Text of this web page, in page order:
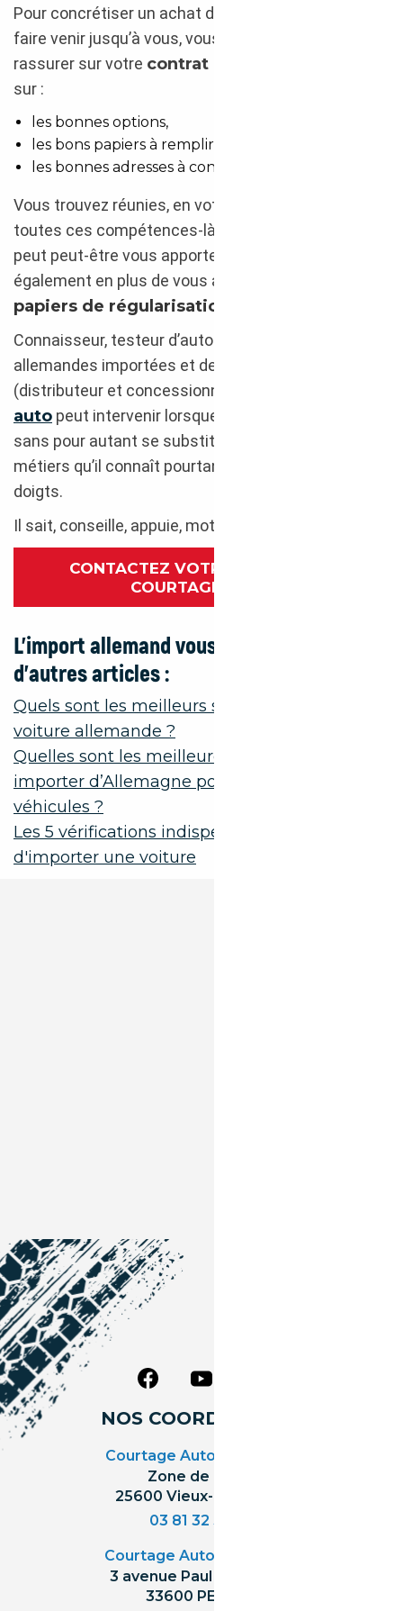
Pour concrétiser un achat de cette envergure et le
faire venir jusqu’à vous, vous aurez besoin de vous
rassurer sur votre contrat d’accompagnement
sur :
les bonnes options,
les bons papiers à remplir,
les bonnes adresses à connaître…
Vous trouvez réunies, en votre
toutes ces compétences-là ! Confort et réconfort, il
peut peut-être vous apporter un peu de tout cela
également en plus de vous aider à obtenir
papiers de régularisation
Connaisseur, testeur d’autos de marques
allemandes importées et de sites professionnels
(distributeur et concessionnaire), un
auto peut intervenir lorsque vous en avez besoin ;
sans pour autant se substituer à aucun des
métiers qu’il connaît pourtant jusqu’au bout des
doigts.
Il sait, conseille, appuie, motive, initie.
CONTACTEZ VOTRE CONSEILLER
COURTAGE AUTO
L’import allemand vous intéresse, voici
d’autres articles :
Quels sont les meilleurs sites pour trouver une
voiture allemande ?
Quelles sont les meilleures marques à
importer d’Allemagne pour chaque type de
véhicules ?
Les 5 vérifications indispensables avant
d'importer une voiture
NOS COORDONNÉES
Courtage Auto Grand Est
Zone de l'Allan
25600 Vieux-Charmont
03 81 32 32 30
Courtage Auto Bordeaux
3 avenue Paul LANGEVIN
33600 PESSAC